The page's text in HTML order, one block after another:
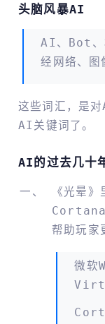
头脑风暴AI
AI、bot、
经网络、图
这些词汇，是
AI关键词了。
AI的过去几十
《光晕
Cortana
帮助玩家
微